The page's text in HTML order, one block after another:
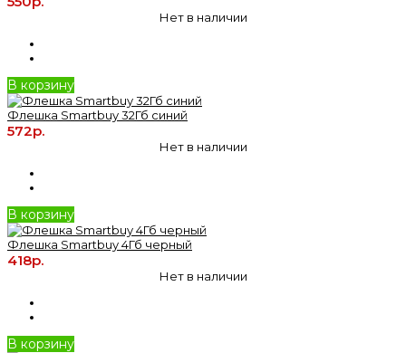
Нет в наличии
В корзину
Флешка Smartbuy 32Гб синий
572р.
Нет в наличии
В корзину
Флешка Smartbuy 4Гб черный
418р.
Нет в наличии
В корзину